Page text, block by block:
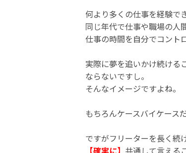
何より多くの仕事を経験で
同じ年代で仕事や職場の人
仕事の時間を自分でコント
実際に夢を追いかけ続ける
ならないですし。
そんなイメージですよね。
もちろんケースバイケース
ですがフリーターを長く続
【確実に】 共通して言える